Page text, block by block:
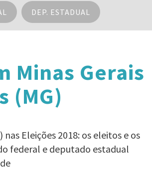
DEP. ESTADUAL
Minas Gerais
(MG)
Eleições 2018: os eleitos e os
federal e deputado estadual